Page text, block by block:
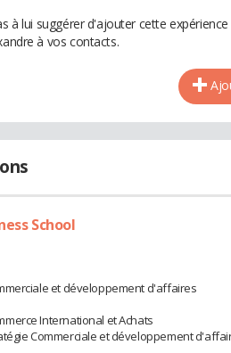
à lui suggérer d'ajouter cette
à vos contacts.
School
et développement d'affaires
International et Achats
Commerciale et développement